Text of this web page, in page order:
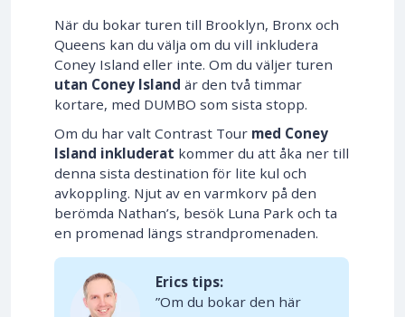
När du bokar turen till Brooklyn, Bronx och
Queens kan du välja om du vill inkludera
Coney Island eller inte. Om du väljer turen
utan Coney Island är den två timmar
kortare, med DUMBO som sista stopp.
Om du har valt Contrast Tour med Coney
Island inkluderat kommer du att åka ner till
denna sista destination för lite kul och
avkoppling. Njut av en varmkorv på den
berömda Nathan’s, besök Luna Park och ta
en promenad längs strandpromenaden.
Erics tips:
”Om du bokar den här